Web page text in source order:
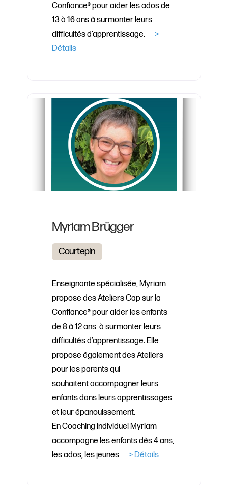
Confiance® pour aider les ados de
13 à 16 ans à surmonter leurs
difficultés d’apprentissage.
>
Détails
Myriam Brügger
Courtepin
Enseignante spécialisée, Myriam
propose des Ateliers Cap sur la
Confiance® pour aider les enfants
de 8 à 12 ans à surmonter leurs
difficultés d’apprentissage. Elle
propose également des Ateliers
pour les parents qui
souhaitent accompagner leurs
enfants dans leurs apprentissages
et leur épanouissement.
En Coaching individuel Myriam
accompagne les enfants dès 4 ans,
les ados, les jeunes
> Détails